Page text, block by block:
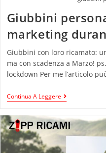
Giubbini
marketing
Giubbini con loro ricamato:
ma con scadenza a Marzo!
lockdown Per me l’articolo
Continua A Leggere